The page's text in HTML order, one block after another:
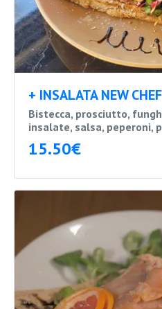
+ INSALATA NEW CHEF
Bistecca, prosciutto,
insalate, salsa, peperoni,
15.50€